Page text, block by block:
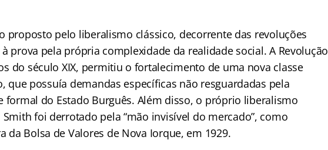
proposto pelo liberalismo clássico, decorrente das revoluções
prova pela própria complexidade da realidade social. A Revolução
do século XIX, permitiu o fortalecimento de uma nova classe
que possuía demandas específicas não resguardadas pela
formal do Estado Burguês. Além disso, o próprio liberalismo
foi derrotado pela “mão invisível do mercado”, como
da Bolsa de Valores de Nova Iorque, em 1929.